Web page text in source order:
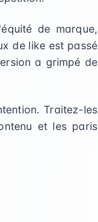
de marque,
de like est passé
a grimpé de
Traitez-les
et les paris